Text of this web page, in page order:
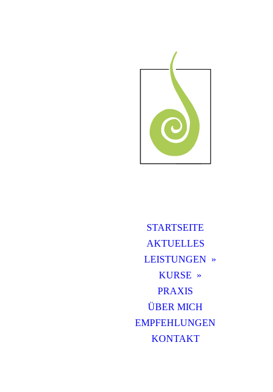
STARTSEITE
AKTUELLES
LEISTUNGEN
KURSE
PRAXIS
ÜBER MICH
EMPFEHLUNGEN
KONTAKT